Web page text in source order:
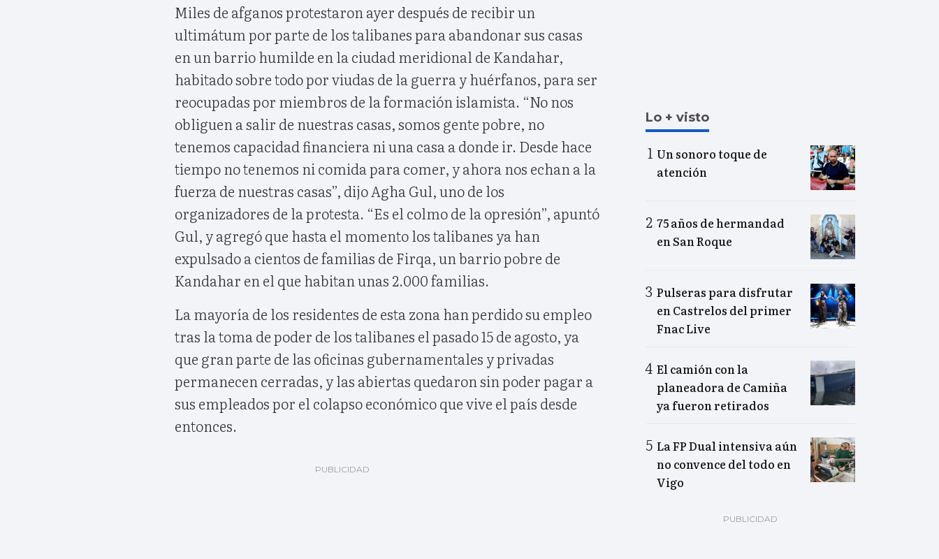
Miles de afganos protestaron ayer después de recibir un
ultimátum por parte de los talibanes para abandonar sus casas
en un barrio humilde en la ciudad meridional de Kandahar,
habitado sobre todo por viudas de la guerra y huérfanos, para ser
reocupadas por miembros de la formación islamista. “No nos
obliguen a salir de nuestras casas, somos gente pobre, no
tenemos capacidad financiera ni una casa a donde ir. Desde hace
tiempo no tenemos ni comida para comer, y ahora nos echan a la
fuerza de nuestras casas”, dijo Agha Gul, uno de los
organizadores de la protesta. “Es el colmo de la opresión”, apuntó
Gul, y agregó que hasta el momento los talibanes ya han
expulsado a cientos de familias de Firqa, un barrio pobre de
Kandahar en el que habitan unas 2.000 familias.
La mayoría de los residentes de esta zona han perdido su empleo
tras la toma de poder de los talibanes el pasado 15 de agosto, ya
que gran parte de las oficinas gubernamentales y privadas
permanecen cerradas, y las abiertas quedaron sin poder pagar a
sus empleados por el colapso económico que vive el país desde
entonces.
Lo + visto
Un sonoro toque de
atención
75 años de hermandad
en San Roque
Pulseras para disfrutar
en Castrelos del primer
Fnac Live
El camión con la
planeadora de Camiña
ya fueron retirados
La FP Dual intensiva aún
no convence del todo en
Vigo